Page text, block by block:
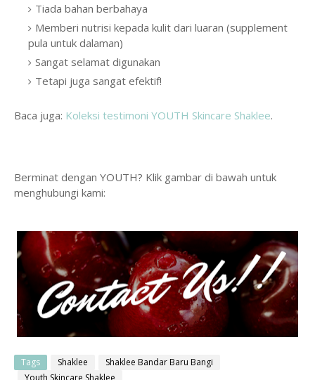
Tiada bahan berbahaya
Memberi nutrisi kepada kulit dari luaran (supplement
pula untuk dalaman)
Sangat selamat digunakan
Tetapi juga sangat efektif!
Baca juga: Koleksi testimoni YOUTH Skincare Shaklee.
Berminat dengan YOUTH? Klik gambar di bawah untuk
menghubungi kami:
Tags Shaklee
Shaklee Bandar Baru Bangi
Youth Skincare Shaklee